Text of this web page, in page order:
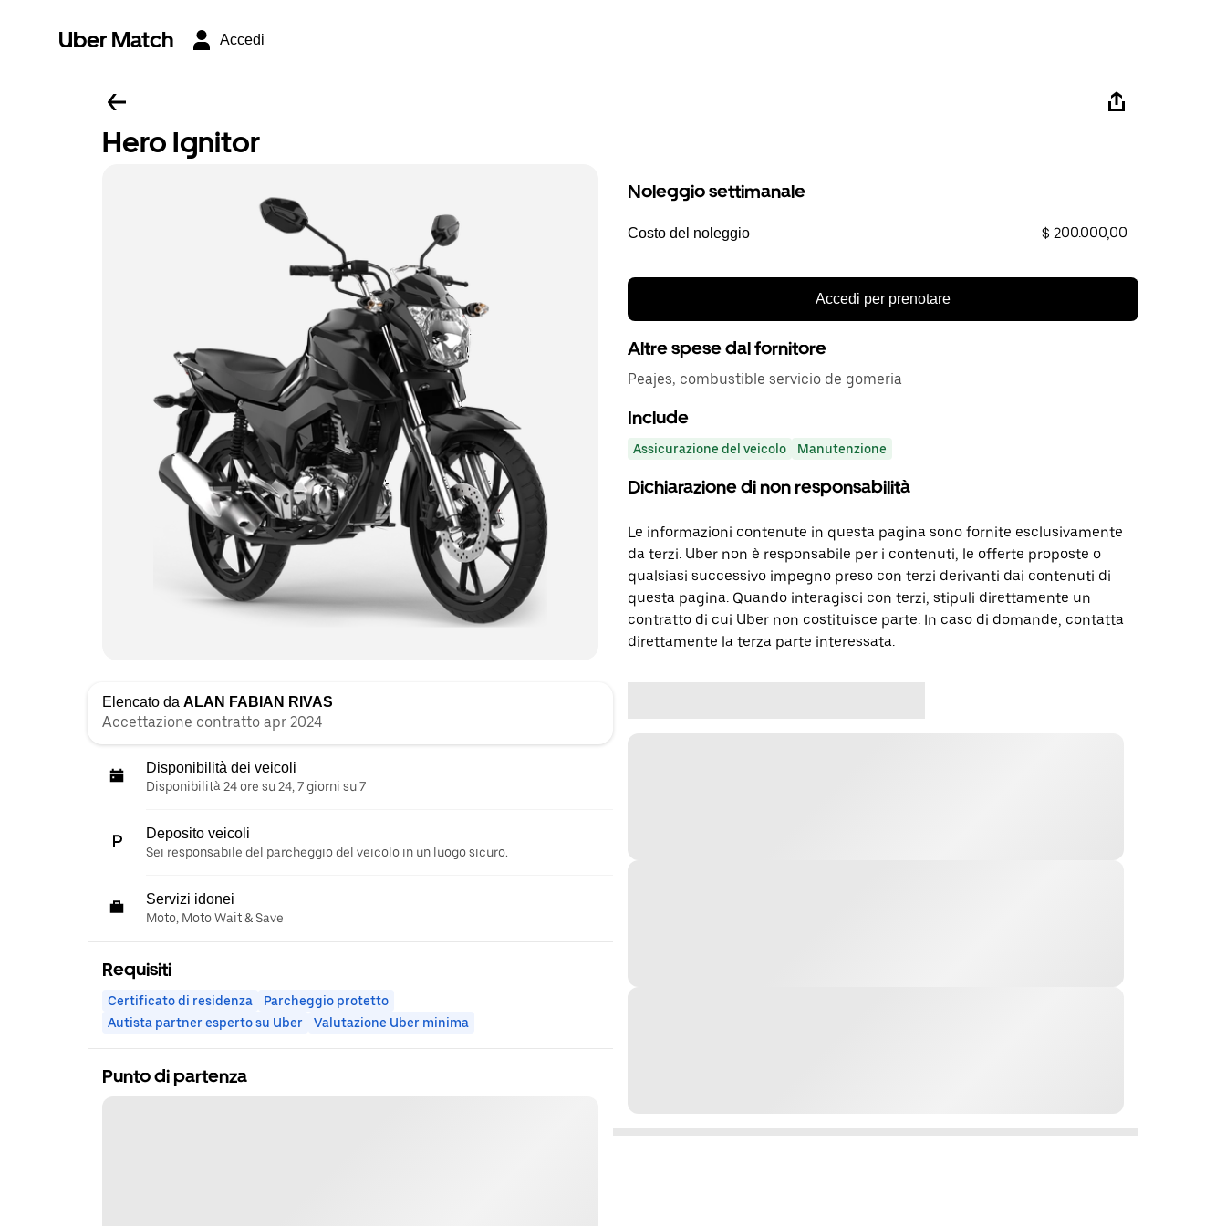
Uber Match Accedi
Hero Ignitor
Elencato da ALAN FABIAN RIVAS
Accettazione contratto apr 2024
Disponibilità dei veicoli
Disponibilità 24 ore su 24, 7 giorni su 7
Deposito veicoli
Sei responsabile del parcheggio del veicolo in un luogo sicuro.
Servizi idonei
Moto, Moto Wait & Save
Requisiti
Certificato di residenza
Parcheggio protetto
Autista partner esperto su Uber
Valutazione Uber minima
Punto di partenza
Noleggio settimanale
Costo del noleggio $ 200.000,00
Accedi per prenotare
Altre spese dal fornitore
Peajes, combustible servicio de gomeria
Include
Assicurazione del veicolo Manutenzione
Dichiarazione di non responsabilità
Le informazioni contenute in questa pagina sono fornite esclusivamente
da terzi. Uber non è responsabile per i contenuti, le offerte proposte o
qualsiasi successivo impegno preso con terzi derivanti dai contenuti di
questa pagina. Quando interagisci con terzi, stipuli direttamente un
contratto di cui Uber non costituisce parte. In caso di domande, contatta
direttamente la terza parte interessata.